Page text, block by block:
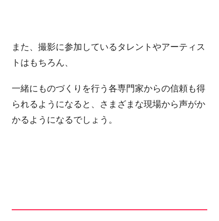
また、撮影に参加しているタレントやアーティス
トはもちろん、
一緒にものづくりを行う各専門家からの信頼も得
られるようになると、さまざまな現場から声がか
かるようになるでしょう。